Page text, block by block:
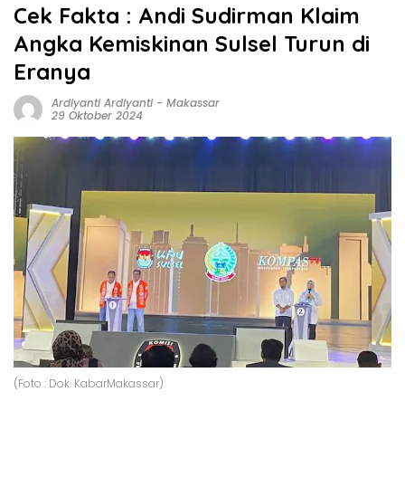
Cek Fakta : Andi Sudirman Klaim
Angka Kemiskinan Sulsel Turun di
Eranya
Ardiyanti Ardiyanti- Makassar
29 Oktober 2024
(Foto : Dok. KabarMakassar).